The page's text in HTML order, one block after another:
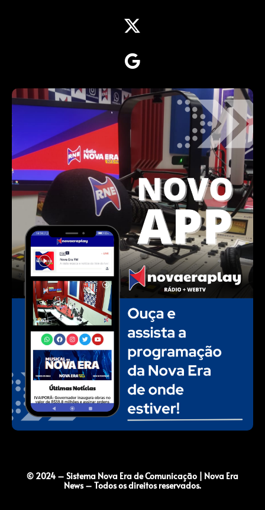
© 2024 – Sistema Nova Era de Comunicação | Nova Era
News – Todos os direitos reservados.